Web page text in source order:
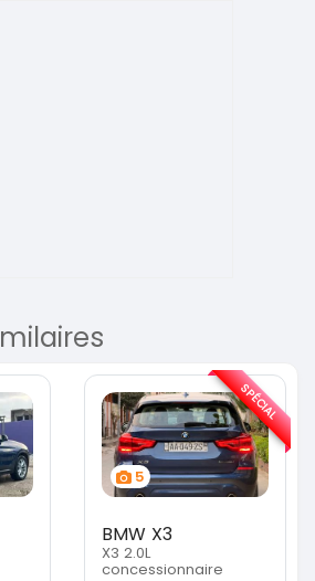
5
BMW X3
X3 2.0L
concessionnaire
SPÉCIAL